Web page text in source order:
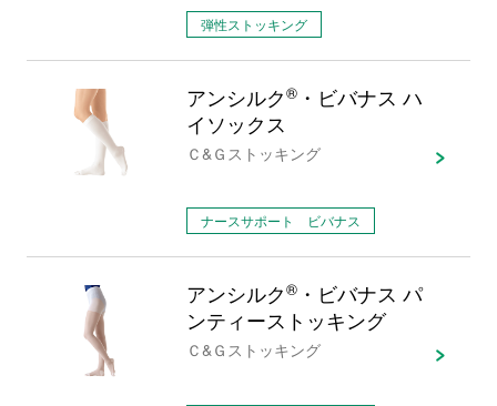
弾性ストッキング
アンシルク®・ビバナス ハ
イソックス
Ｃ&Ｇストッキング
ナースサポート ビバナス
アンシルク®・ビバナス パ
ンティーストッキング
Ｃ&Ｇストッキング